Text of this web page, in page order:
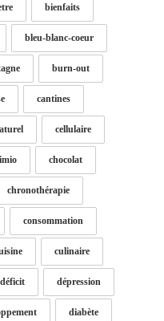
bienfaits
bleu-blanc-coeur
burn-out
cantines
cellulaire
chocolat
chronothérapie
consommation
culinaire
déficit dépression
diabète